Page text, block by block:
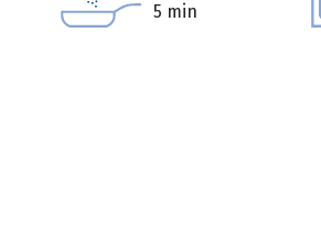
5 min